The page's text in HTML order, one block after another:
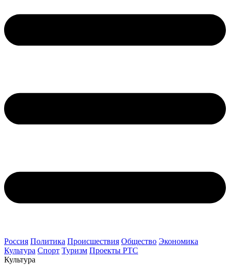
Россия Политика Происшествия Общество Экономика
Культура Спорт Туризм Проекты РТС
Культура